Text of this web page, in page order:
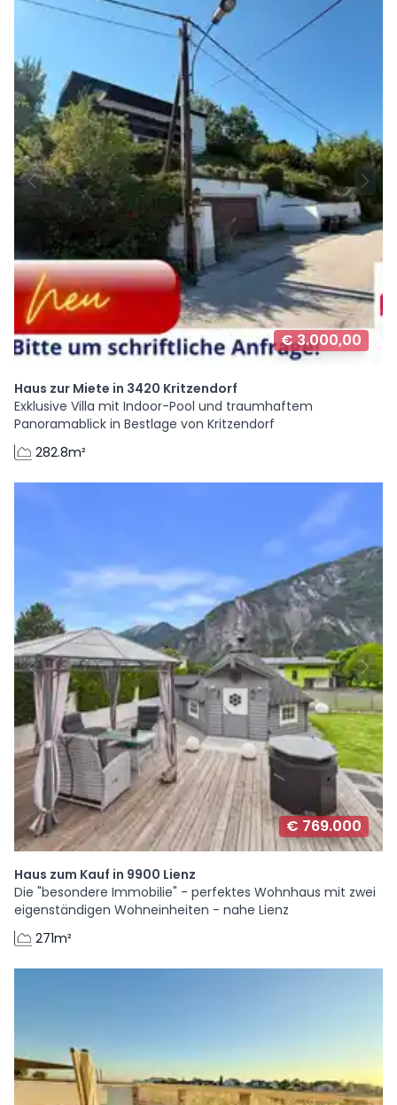
€ 3.000,00
Haus zur Miete in 3420 Kritzendorf
Exklusive Villa mit Indoor-Pool und traumhaftem
Panoramablick in Bestlage von Kritzendorf
282.8m²
€ 769.000
Haus zum Kauf in 9900 Lienz
Die "besondere Immobilie" - perfektes Wohnhaus mit zwei
eigenständigen Wohneinheiten - nahe Lienz
271m²